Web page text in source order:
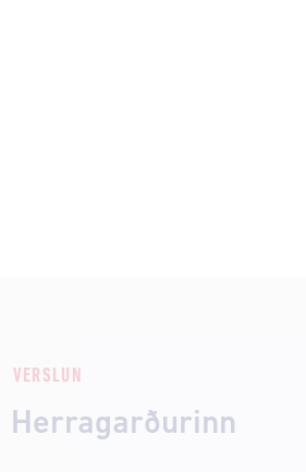
VERSLUN
Herragarðurinn